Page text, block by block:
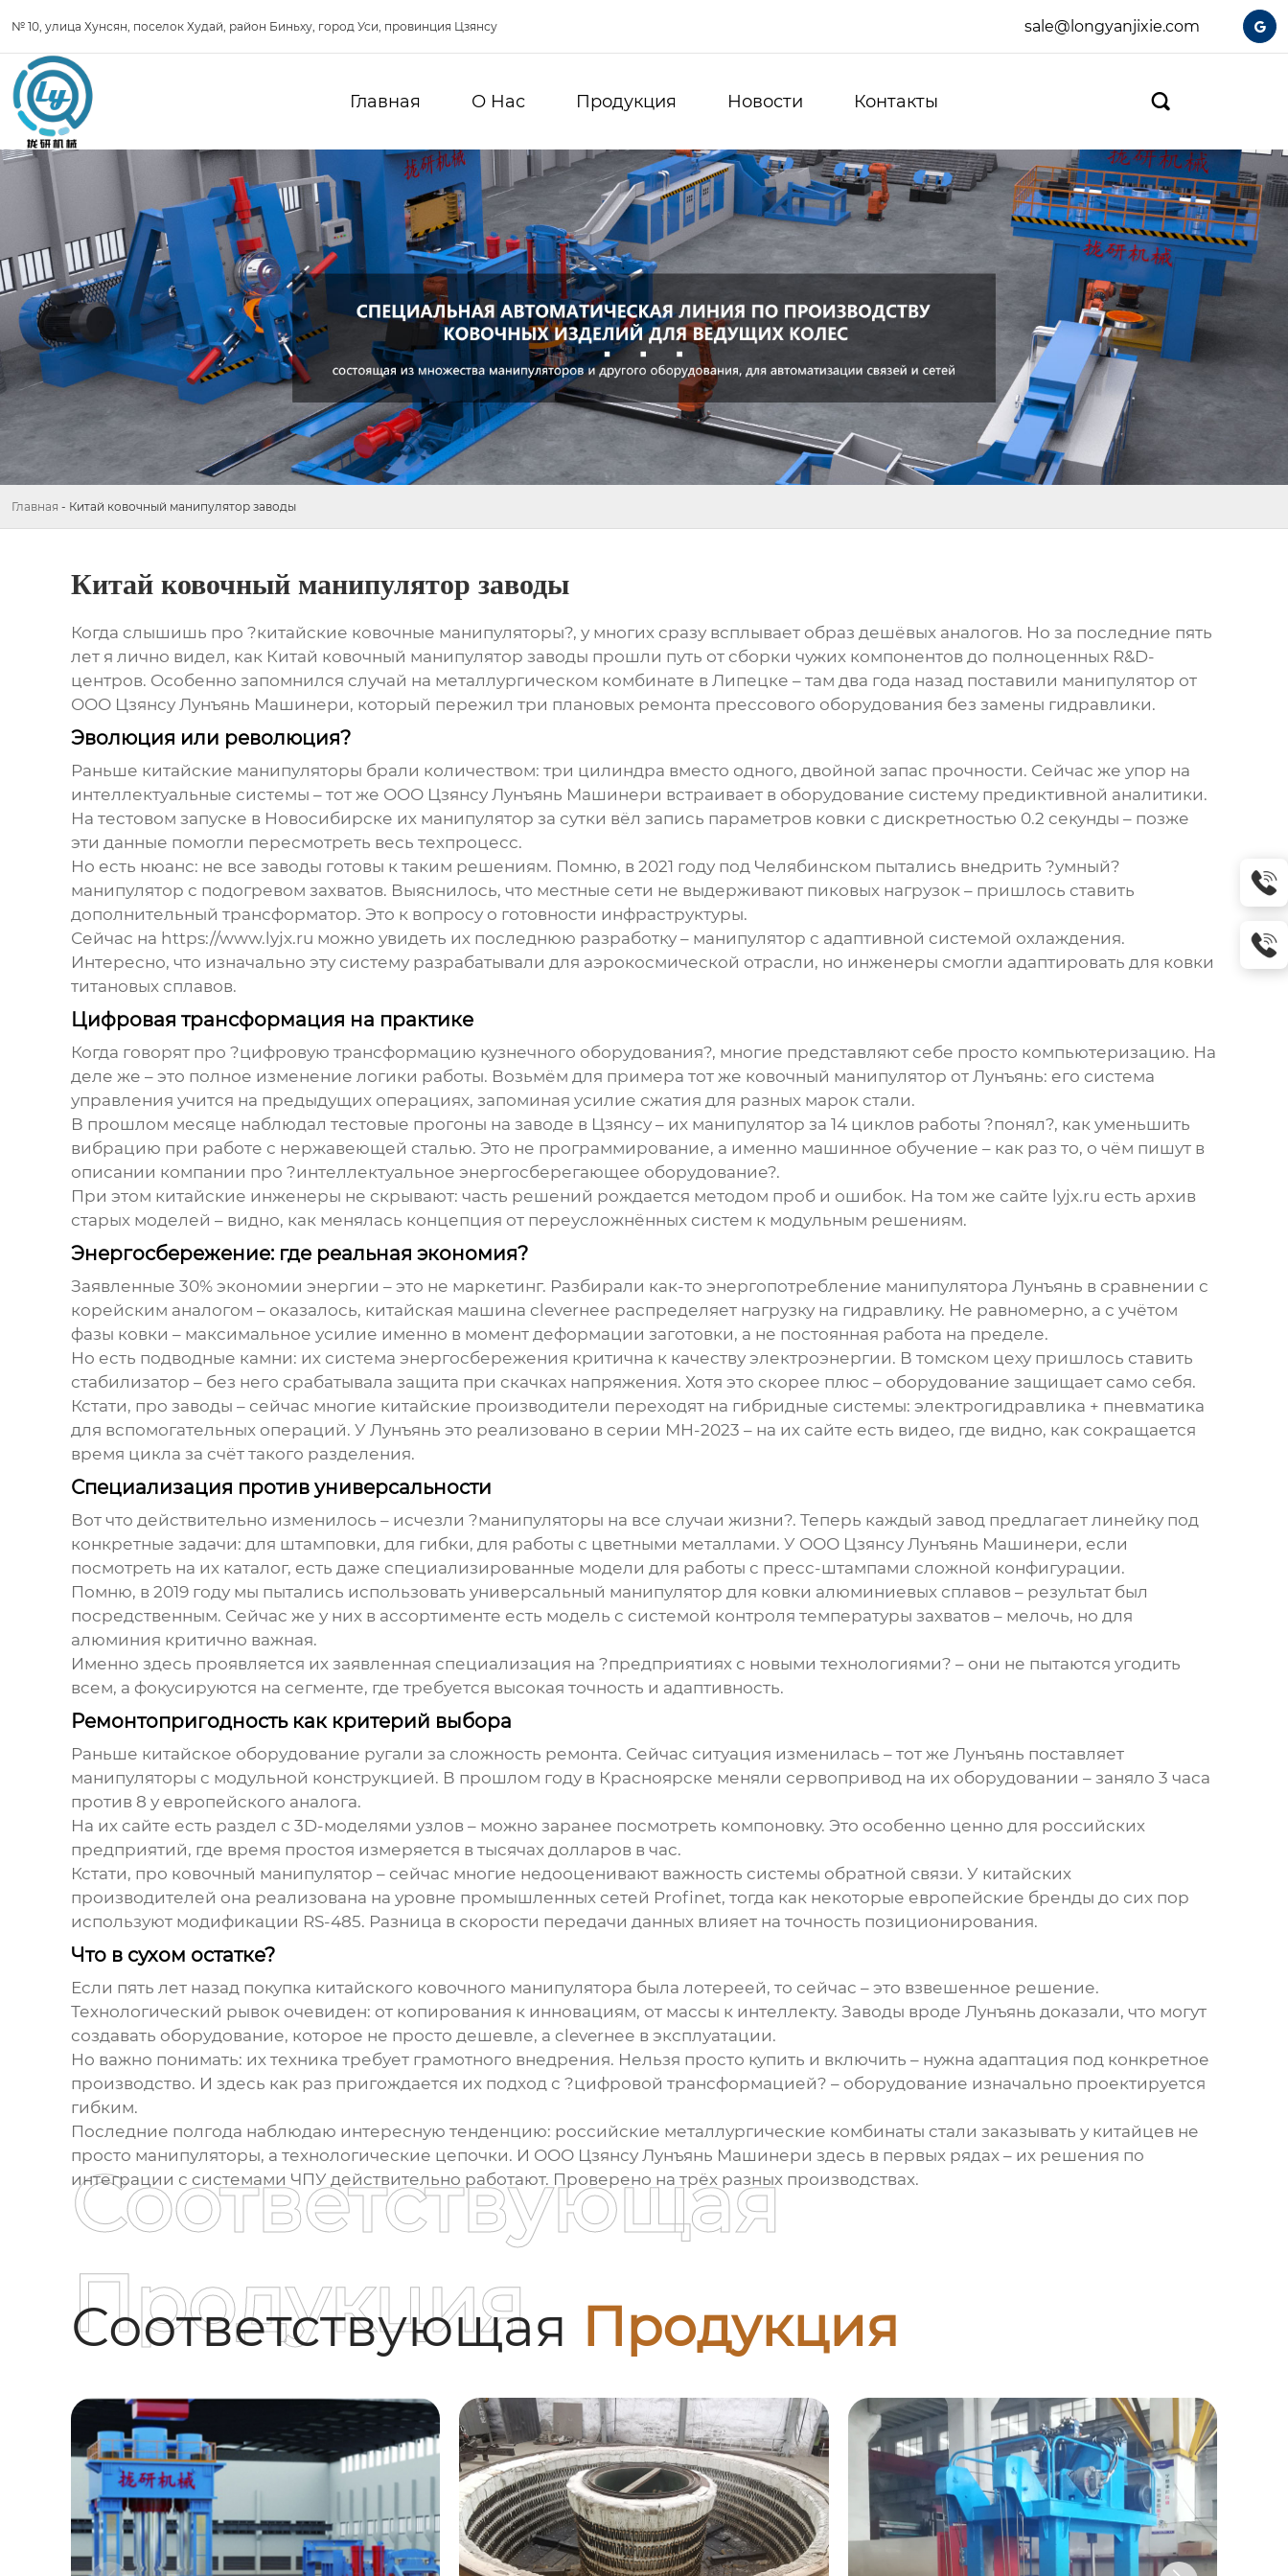
№ 10, улица Хунсян, поселок Худай, район Биньху, город Уси, провинция Цзянсу sale@longyanjixie.com 
Главная О Hас Продукция Новости Контакты 
Главная - Китай ковочный манипулятор заводы
Китай ковочный манипулятор заводы
Когда слышишь про ?китайские ковочные манипуляторы?, у многих сразу всплывает образ дешёвых аналогов. Но за последние пять
лет я лично видел, как Китай ковочный манипулятор заводы прошли путь от сборки чужих компонентов до полноценных R&D-
центров. Особенно запомнился случай на металлургическом комбинате в Липецке – там два года назад поставили манипулятор от
ООО Цзянсу Лунъянь Машинери, который пережил три плановых ремонта прессового оборудования без замены гидравлики.
Эволюция или революция?
Раньше китайские манипуляторы брали количеством: три цилиндра вместо одного, двойной запас прочности. Сейчас же упор на
интеллектуальные системы – тот же ООО Цзянсу Лунъянь Машинери встраивает в оборудование систему предиктивной аналитики.
На тестовом запуске в Новосибирске их манипулятор за сутки вёл запись параметров ковки с дискретностью 0.2 секунды – позже
эти данные помогли пересмотреть весь техпроцесс.
Но есть нюанс: не все заводы готовы к таким решениям. Помню, в 2021 году под Челябинском пытались внедрить ?умный?
манипулятор с подогревом захватов. Выяснилось, что местные сети не выдерживают пиковых нагрузок – пришлось ставить
дополнительный трансформатор. Это к вопросу о готовности инфраструктуры.
Сейчас на https://www.lyjx.ru можно увидеть их последнюю разработку – манипулятор с адаптивной системой охлаждения.
Интересно, что изначально эту систему разрабатывали для аэрокосмической отрасли, но инженеры смогли адаптировать для ковки
титановых сплавов.
Цифровая трансформация на практике
Когда говорят про ?цифровую трансформацию кузнечного оборудования?, многие представляют себе просто компьютеризацию. На
деле же – это полное изменение логики работы. Возьмём для примера тот же ковочный манипулятор от Лунъянь: его система
управления учится на предыдущих операциях, запоминая усилие сжатия для разных марок стали.
В прошлом месяце наблюдал тестовые прогоны на заводе в Цзянсу – их манипулятор за 14 циклов работы ?понял?, как уменьшить
вибрацию при работе с нержавеющей сталью. Это не программирование, а именно машинное обучение – как раз то, о чём пишут в
описании компании про ?интеллектуальное энергосберегающее оборудование?.
При этом китайские инженеры не скрывают: часть решений рождается методом проб и ошибок. На том же сайте lyjx.ru есть архив
старых моделей – видно, как менялась концепция от переусложнённых систем к модульным решениям.
Энергосбережение: где реальная экономия?
Заявленные 30% экономии энергии – это не маркетинг. Разбирали как-то энергопотребление манипулятора Лунъянь в сравнении с
корейским аналогом – оказалось, китайская машина cleverнее распределяет нагрузку на гидравлику. Не равномерно, а с учётом
фазы ковки – максимальное усилие именно в момент деформации заготовки, а не постоянная работа на пределе.
Но есть подводные камни: их система энергосбережения критична к качеству электроэнергии. В томском цеху пришлось ставить
стабилизатор – без него срабатывала защита при скачках напряжения. Хотя это скорее плюс – оборудование защищает само себя.
Кстати, про заводы – сейчас многие китайские производители переходят на гибридные системы: электрогидравлика + пневматика
для вспомогательных операций. У Лунъянь это реализовано в серии МН-2023 – на их сайте есть видео, где видно, как сокращается
время цикла за счёт такого разделения.
Специализация против универсальности
Вот что действительно изменилось – исчезли ?манипуляторы на все случаи жизни?. Теперь каждый заводпредлагает линейку под
конкретные задачи: для штамповки, для гибки, для работы с цветными металлами. У ООО Цзянсу Лунъянь Машинери, если
посмотреть на их каталог, есть даже специализированные модели для работы с пресс-штампами сложной конфигурации.
Помню, в 2019 году мы пытались использовать универсальный манипулятор для ковки алюминиевых сплавов – результат был
посредственным. Сейчас же у них в ассортименте есть модель с системой контроля температуры захватов – мелочь, но для
алюминия критично важная.
Именно здесь проявляется их заявленная специализация на ?предприятиях с новыми технологиями? – они не пытаются угодить
всем, а фокусируются на сегменте, где требуется высокая точность и адаптивность.
Ремонтопригодность как критерий выбора
Раньше китайское оборудование ругали за сложность ремонта. Сейчас ситуация изменилась – тот же Лунъянь поставляет
манипуляторы с модульной конструкцией. В прошлом году в Красноярске меняли сервопривод на их оборудовании – заняло 3 часа
против 8 у европейского аналога.
На их сайте есть раздел с 3D-моделями узлов – можно заранее посмотреть компоновку. Это особенно ценно для российских
предприятий, где время простоя измеряется в тысячах долларов в час.
Кстати, про ковочный манипулятор – сейчас многие недооценивают важность системы обратной связи. У китайских
производителей она реализована на уровне промышленных сетей Profinet, тогда как некоторые европейские бренды до сих пор
используют модификации RS-485. Разница в скорости передачи данных влияет на точность позиционирования.
Что в сухом остатке?
Если пять лет назад покупка китайского ковочного манипулятора была лотереей, то сейчас – это взвешенное решение.
Технологический рывок очевиден: от копирования к инновациям, от массы к интеллекту. Заводы вроде Лунъянь доказали, что могут
создавать оборудование, которое не просто дешевле, а cleverнее в эксплуатации.
Но важно понимать: их техника требует грамотного внедрения. Нельзя просто купить и включить – нужна адаптация под конкретное
производство. И здесь как раз пригождается их подход с ?цифровой трансформацией? – оборудование изначально проектируется
гибким.
Последние полгода наблюдаю интересную тенденцию: российские металлургические комбинаты стали заказывать у китайцев не
просто манипуляторы, а технологические цепочки. И ООО Цзянсу Лунъянь Машинери здесь в первых рядах – их решения по
интеграции с системами ЧПУ действительно работают. Проверено на трёх разных производствах.
Соответствующая Продукция
Соответствующая
Продукция